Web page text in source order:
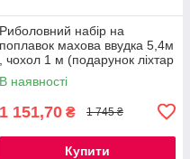
Риболовний набір на
поплавок махова ввудка 5,4м
, чохол 1 м (подарунок ліхтар
)В наявності
1 151,70 ₴ 1 745 ₴
Купити